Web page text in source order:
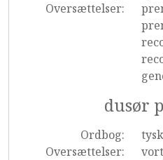
Oversættelser:
dusør
Ordbog:
tysk
Oversættelser: